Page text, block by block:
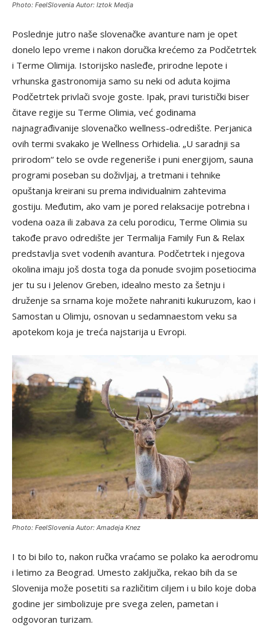
Photo: FeelSlovenia Autor: Iztok Medja
Poslednje jutro naše slovenačke avanture nam je opet
donelo lepo vreme i nakon doručka krećemo za Podčetrtek
i Terme Olimija. Istorijsko nasleđe, prirodne lepote i
vrhunska gastronomija samo su neki od aduta kojima
Podčetrtek privlači svoje goste. Ipak, pravi turistički biser
čitave regije su Terme Olimia, već godinama
najnagrađivanije slovenačko wellness-odredište. Perjanica
ovih termi svakako je Wellness Orhidelia. „U saradnji sa
prirodom“ telo se ovde regeneriše i puni energijom, sauna
programi poseban su doživljaj, a tretmani i tehnike
opuštanja kreirani su prema individualnim zahtevima
gostiju. Međutim, ako vam je pored relaksacije potrebna i
vodena oaza ili zabava za celu porodicu, Terme Olimia su
takođe pravo odredište jer Termalija Family Fun & Relax
predstavlja svet vodenih avantura. Podčetrtek i njegova
okolina imaju još dosta toga da ponude svojim posetiocima
jer tu su i Jelenov Greben, idealno mesto za šetnju i
druženje sa srnama koje možete nahraniti kukuruzom, kao i
Samostan u Olimju, osnovan u sedamnaestom veku sa
apotekom koja je treća najstarija u Evropi.
Photo: FeelSlovenia Autor: Amadeja Knez
I to bi bilo to, nakon ručka vraćamo se polako ka aerodromu
i letimo za Beograd. Umesto zaključka, rekao bih da se
Slovenija može posetiti sa različitim ciljem i u bilo koje doba
godine jer simbolizuje pre svega zelen, pametan i
odgovoran turizam.